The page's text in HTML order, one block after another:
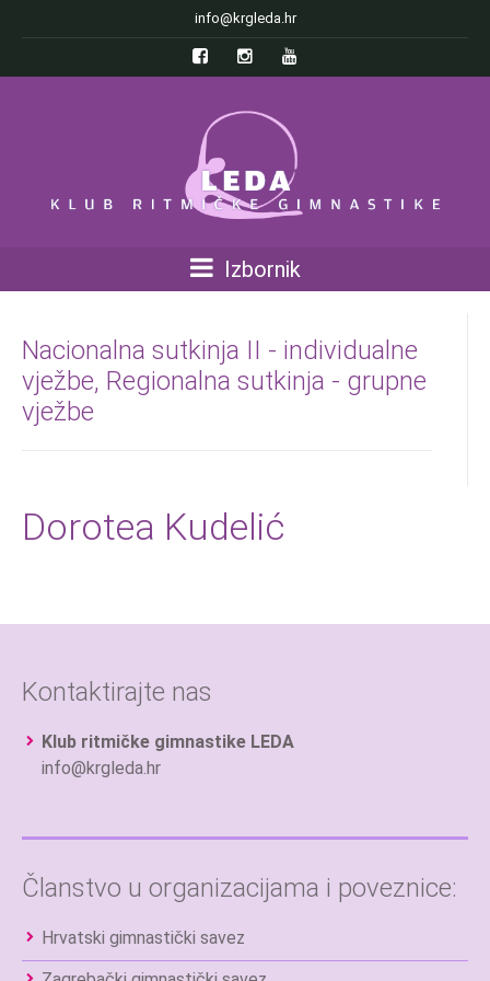
info@krgleda.hr
Izbornik
Nacionalna sutkinja II - individualne
vježbe, Regionalna sutkinja - grupne
vježbe
Dorotea Kudelić
Kontaktirajte nas
Klub ritmičke gimnastike LEDA
info@krgleda.hr
Članstvo u organizacijama i poveznice:
Hrvatski gimnastički savez